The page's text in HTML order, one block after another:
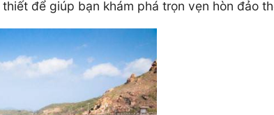
để giúp bạn khám phá trọn vẹn hòn đảo